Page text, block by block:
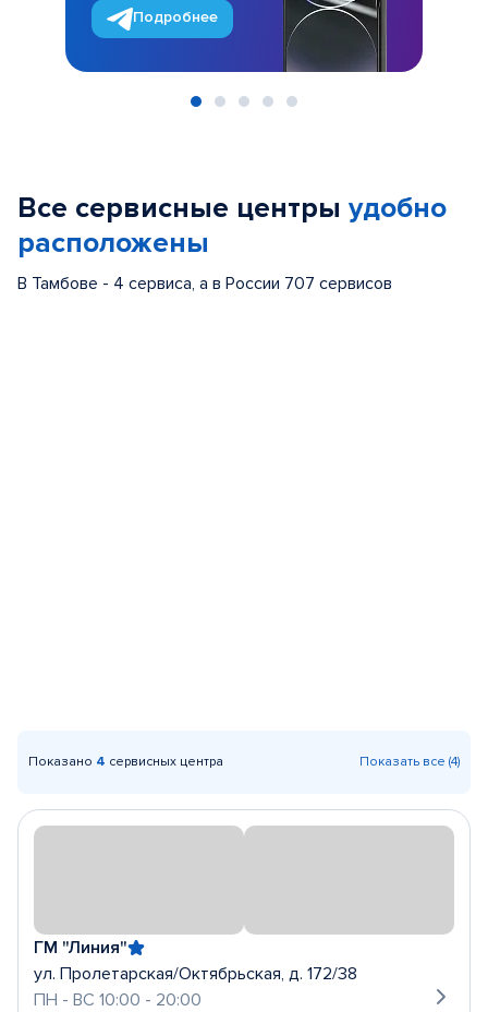
Подробнее
Все сервисные центры удобно
расположены
В Тамбове - 4 сервиса, а в России 707 сервисов
Показано 4 сервисных центра Показать все (4)
ГМ "Линия"
ул. Пролетарская/Октябрьская, д. 172/38
ПН - ВС 10:00 - 20:00